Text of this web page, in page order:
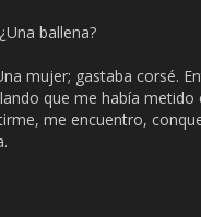
ballena?
mujer; gastaba corsé.
que me había
me encuentro,